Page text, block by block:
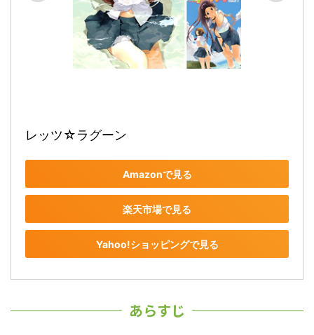
レッツ☆ラグーン
Amazonで見る
楽天市場で見る
Yahoo!ショッピングで見る
あらすじ